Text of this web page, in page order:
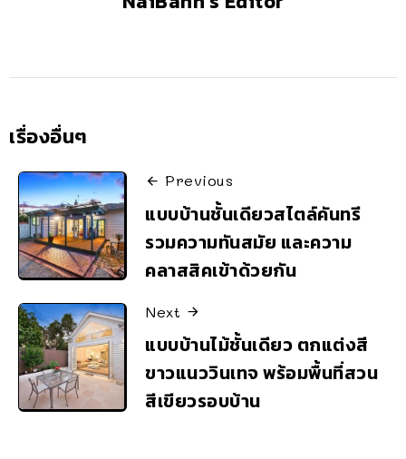
เรื่องอื่นๆ
Previous
แบบบ้านชั้นเดียวสไตล์คันทรี
รวมความทันสมัย และความ
คลาสสิคเข้าด้วยกัน
Next
แบบบ้านไม้ชั้นเดียว ตกแต่งสี
ขาวแนววินเทจ พร้อมพื้นที่สวน
สีเขียวรอบบ้าน